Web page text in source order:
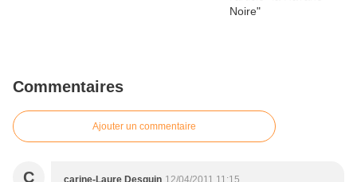
Commentaires
Ajouter un commentaire
C carine-Laure Desguin 12/04/2011 11:15